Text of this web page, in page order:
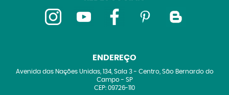
ENDEREÇO
Avenida das Nações Unidas, 134, Sala 3- Centro, São Bernardo do
Campo- SP
CEP: 09726-110